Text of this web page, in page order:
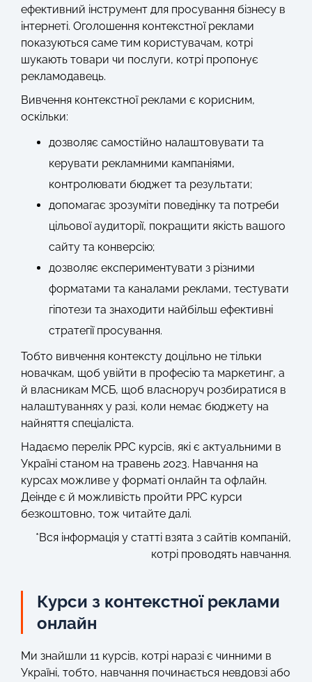
ефективний інструмент для просування бізнесу в
інтернеті. Оголошення контекстної реклами
показуються саме тим користувачам, котрі
шукають товари чи послуги, котрі пропонує
рекламодавець.
Вивчення контекстної реклами є корисним,
оскільки:
дозволяє самостійно налаштовувати та
керувати рекламними кампаніями,
контролювати бюджет та результати;
допомагає зрозуміти поведінку та потреби
цільової аудиторії, покращити якість вашого
сайту та конверсію;
дозволяє експериментувати з різними
форматами та каналами реклами, тестувати
гіпотези та знаходити найбільш ефективні
стратегії просування.
Тобто вивчення контексту доцільно не тільки
новачкам, щоб увійти в професію та маркетинг, а
й власникам МСБ, щоб власноруч розбиратися в
налаштуваннях у разі, коли немає бюджету на
найняття спеціаліста.
Надаємо перелік PPC курсів, які є актуальними в
Україні станом на травень 2023. Навчання на
курсах можливе у форматі онлайн та офлайн.
Деінде є й можливість пройти PPC курси
безкоштовно, тож читайте далі.
*Вся інформація у статті взята з сайтів компаній,
котрі проводять навчання.
Курси з контекстної реклами
онлайн
Ми знайшли 11 курсів, котрі наразі є чинними в
Україні, тобто, навчання починається невдовзі або